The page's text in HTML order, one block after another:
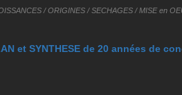
/ ORIGINES / SECHAGES / MISE en
et SYNTHESE de 20 années de